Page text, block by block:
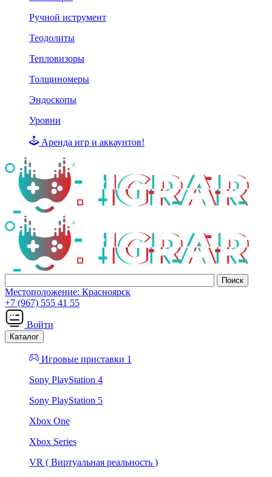
Ручной иструмент
Теодолиты
Тепловизоры
Толщиномеры
Эндоскопы
Уровни
Аренда игр и аккаунтов!
Местоположение: Красноярск
+7 (967) 555 41 55
Войти
Каталог
Игровые приставки 1
Sony PlayStation 4
Sony PlayStation 5
Xbox One
Xbox Series
VR ( Виртуальная реальность )